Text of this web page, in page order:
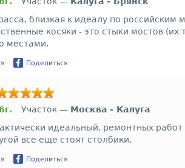
близкая к идеалу по
косяки - это стыки мостов
местами.
Поделиться
Участок — Москва - Калуга
идеальный, ремонтных
все еще стоят столбики.
Поделиться